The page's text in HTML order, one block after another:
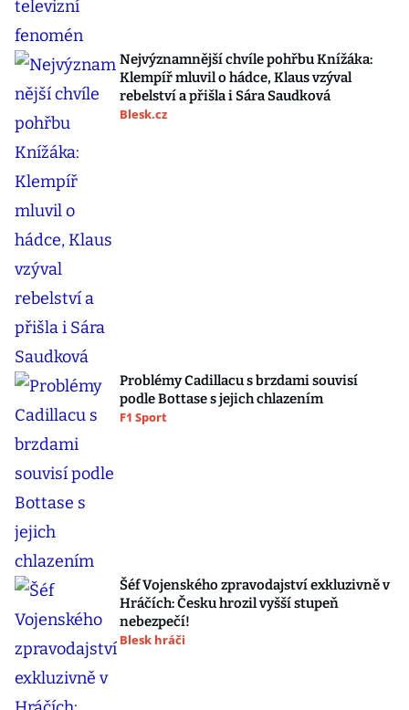
Nejvýznamnější chvíle pohřbu Knížáka:
Klempíř mluvil o hádce, Klaus vzýval
rebelství a přišla i Sára Saudková
Blesk.cz
Problémy Cadillacu s brzdami souvisí
podle Bottase s jejich chlazením
F1 Sport
Šéf Vojenského zpravodajství exkluzivně v
Hráčích: Česku hrozil vyšší stupeň
nebezpečí!
Blesk hráči